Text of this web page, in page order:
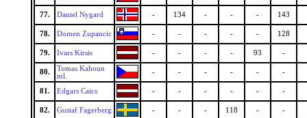
77. Daniel Nygard - 134 - - - 143
78. Domen Zupancic - - - - - 128
79. Ivars Kirsis - - - - 93 -
80.
Tomas Kahoun
ml.
- - - - - -
81. Edgars Caics - - - - - -
82. Gustaf Fagerberg - - - 118 - -